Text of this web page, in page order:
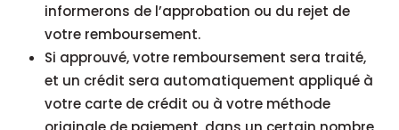
informerons de l’approbation ou du rejet de
votre remboursement.
Si approuvé, votre remboursement sera traité,
et un crédit sera automatiquement appliqué à
votre carte de crédit ou à votre méthode